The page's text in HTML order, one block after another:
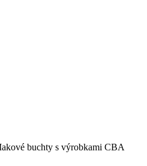
buchty s výrobkami CBA